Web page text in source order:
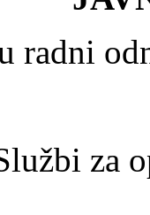
radni
za